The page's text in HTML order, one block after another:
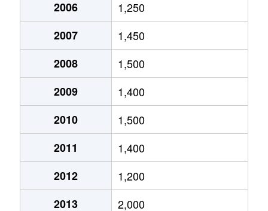
450万円
1,500万円
川辺町
710万円
川辺町
920万円
川辺町
700万円
北安東
2,100万円
2,100万円
呉服町
5,600万円
2006
1,250
2007
1,450
2008
1,500
2009
1,400
2010
1,500
2011
1,400
2012
1,200
2013
2,000